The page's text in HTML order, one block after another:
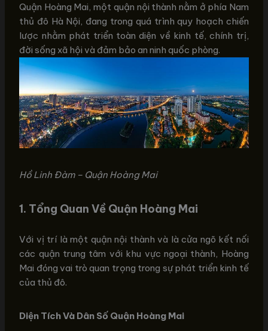
Quận Hoàng Mai, một quận nội thành nằm ở phía Nam
thủ đô Hà Nội, đang trong quá trình quy hoạch chiến
lược nhằm phát triển toàn diện về kinh tế, chính trị,
đời sống xã hội và đảm bảo an ninh quốc phòng.
Hồ Linh Đàm – Quận Hoàng Mai
1. Tổng Quan Về Quận Hoàng Mai
Với vị trí là một quận nội thành và là cửa ngõ kết nối
các quận trung tâm với khu vực ngoại thành, Hoàng
Mai đóng vai trò quan trọng trong sự phát triển kinh tế
của thủ đô.
Diện Tích Và Dân Số Quận Hoàng Mai